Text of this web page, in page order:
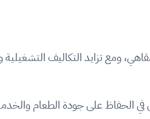
ومع تزايد التكاليف
الحفاظ على جودة الطعام